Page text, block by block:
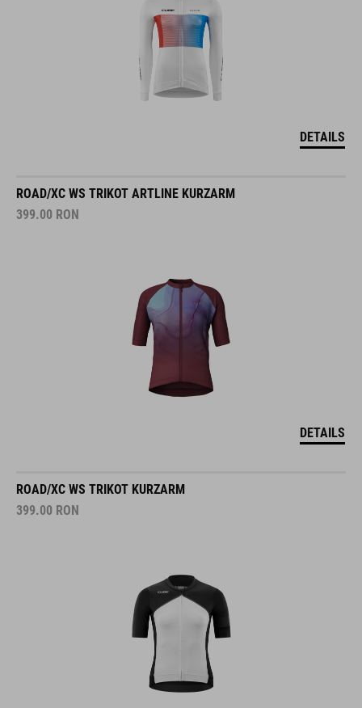
DETAILS
ROAD/XC WS TRIKOT ARTLINE KURZARM
399.00 RON
DETAILS
ROAD/XC WS TRIKOT KURZARM
399.00 RON